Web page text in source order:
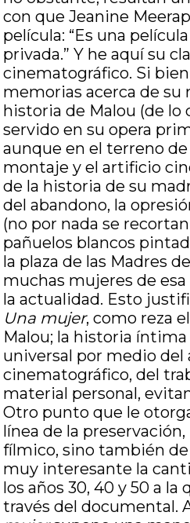
con que Jeanine
película: “Es una
privada.” Y he aquí su
cinematográfico. Si
memorias acerca de su
historia de Malou (de lo
servido en su opera
aunque en el terreno de
montaje y el artificio
de la historia de su
del abandono, la
(no por nada se
pañuelos blancos
la plaza de las Madres
muchas mujeres de
la actualidad. Esto
Una mujer, como reza
Malou; la historia
universal por medio del
cinematográfico, del
material personal,
Otro punto que le
línea de la
fílmico, sino también
muy interesante la
los años 30, 40 y 50 a la
través del documental.